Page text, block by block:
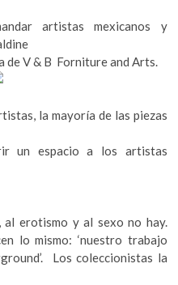
artistas mexicanos y
V & B Forniture and Arts.
la mayoría de las piezas
un espacio a los artistas
al erotismo y al sexo no hay.
lo mismo: ‘nuestro trabajo
Los coleccionistas la